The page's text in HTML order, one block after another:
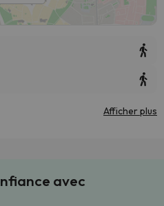
Afficher plus
avec